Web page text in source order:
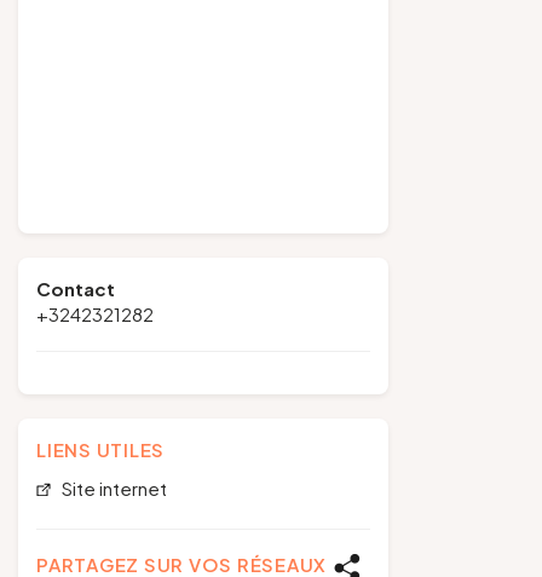
Contact
+3242321282
LIENS UTILES
Site internet
PARTAGEZ SUR VOS RÉSEAUX